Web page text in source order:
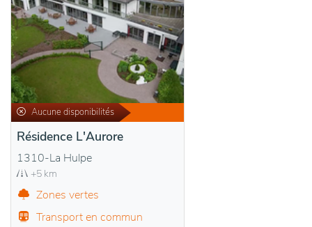
Aucune disponibilités
Résidence L'Aurore
1310-La Hulpe
+5 km
Zones vertes
Transport en commun